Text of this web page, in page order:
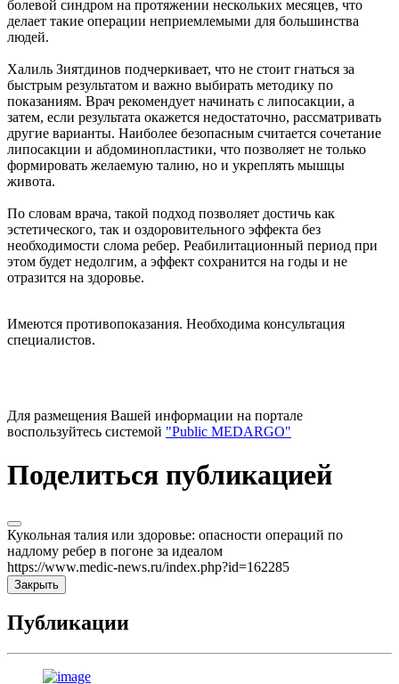
болевой синдром на протяжении нескольких месяцев, что
делает такие операции неприемлемыми для большинства
людей.
Халиль Зиятдинов подчеркивает, что не стоит гнаться за
быстрым результатом и важно выбирать методику по
показаниям. Врач рекомендует начинать с липосакции, а
затем, если результата окажется недостаточно, рассматривать
другие варианты. Наиболее безопасным считается сочетание
липосакции и абдоминопластики, что позволяет не только
формировать желаемую талию, но и укреплять мышцы
живота.
По словам врача, такой подход позволяет достичь как
эстетического, так и оздоровительного эффекта без
необходимости слома ребер. Реабилитационный период при
этом будет недолгим, а эффект сохранится на годы и не
отразится на здоровье.
Имеются противопоказания. Необходима консультация
специалистов.
Для размещения Вашей информации на портале
воспользуйтесь системой "Public MEDARGO"
Поделиться публикацией
Кукольная талия или здоровье: опасности операций по
надлому ребер в погоне за идеалом
https://www.medic-news.ru/index.php?id=162285
Закрыть
Публикации